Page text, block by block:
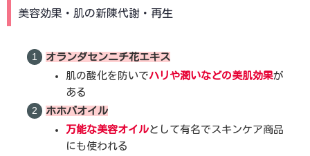
美容効果・肌の新陳代謝・再生
オランダセンニチ花エキス
肌の酸化を防いでハリや潤いなどの美肌効果が
ある
ホホバオイル
万能な美容オイルとして有名でスキンケア商品
にも使われる